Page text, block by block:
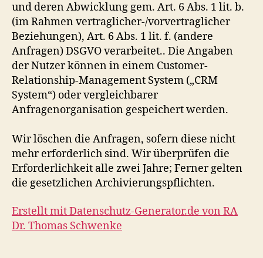
und deren Abwicklung gem. Art. 6 Abs. 1 lit. b.
(im Rahmen vertraglicher-/vorvertraglicher
Beziehungen), Art. 6 Abs. 1 lit. f. (andere
Anfragen) DSGVO verarbeitet.. Die Angaben
der Nutzer können in einem Customer-
Relationship-Management System („CRM
System“) oder vergleichbarer
Anfragenorganisation gespeichert werden.
Wir löschen die Anfragen, sofern diese nicht
mehr erforderlich sind. Wir überprüfen die
Erforderlichkeit alle zwei Jahre; Ferner gelten
die gesetzlichen Archivierungspflichten.
Erstellt mit Datenschutz-Generator.de von RA
Dr. Thomas Schwenke